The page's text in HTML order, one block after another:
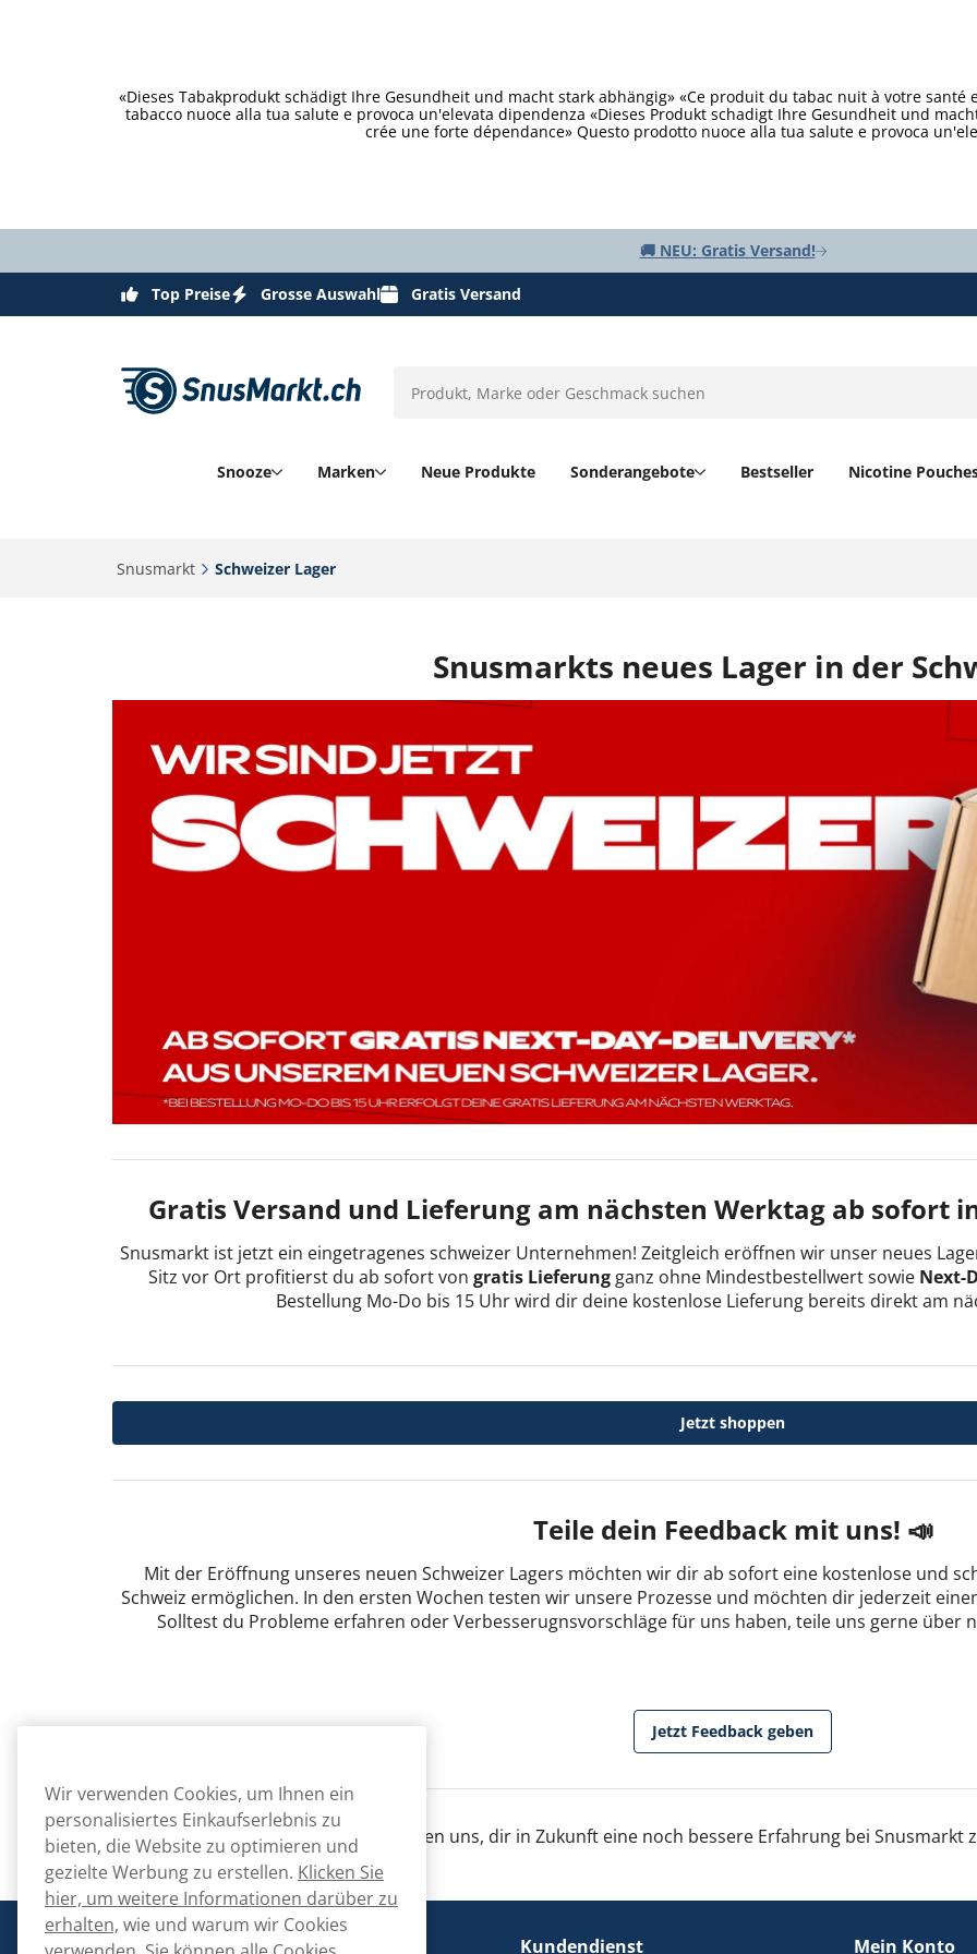
«Dieses Tabakprodukt schädigt Ihre Gesundheit und macht stark abhängig» «Ce produit du tabac nuit à votre
tabacco nuoce alla tua salute e provoca un'elevata dipendenza «Dieses Produkt schadigt Ihre Gesundheit und
crée une forte dépendance» Questo prodotto nuoce alla tua salute e provoca
🚚 NEU: Gratis Versand!
Top Preise Grosse Auswahl Gratis Versand
Snooze Marken Neue Produkte Sonderangebote Bestseller Nicotine
Snusmarkt‎ Schweizer Lager‎
Snusmarkts neues Lager in der
Gratis Versand und Lieferung am nächsten Werktag ab sofort
Snusmarkt ist jetzt ein eingetragenes schweizer Unternehmen! Zeitgleich eröffnen wir unser neues
Sitz vor Ort profitierst du ab sofort von gratis Lieferungganz ohne Mindestbestellwert sowie Next-
Bestellung Mo-Do bis 15 Uhr wird dir deine kostenlose Lieferung bereits direkt am
Jetzt shoppen
Teile dein Feedback mit uns! 📣
Mit der Eröffnung unseres neuen Schweizer Lagers möchten wir dir ab sofort eine kostenlose und
Schweiz ermöglichen. In den ersten Wochen testen wir unsere Prozesse und möchten dir jederzeit
Solltest du Probleme erfahren oder Verbesserugnsvorschläge für uns haben, teile uns gerne über
Jetzt Feedback geben
Wir freuen uns, dir in Zukunft eine noch bessere Erfahrung bei Snusmarkt
Snusmarkt Kundendienst Mein Konto
Wir verwenden Cookies, um Ihnen ein
personalisiertes Einkaufserlebnis zu
bieten, die Website zu optimieren und
gezielte Werbung zu erstellen. Klicken Sie
hier, um weitere Informationen darüber zu
erhalten, wie und warum wir Cookies